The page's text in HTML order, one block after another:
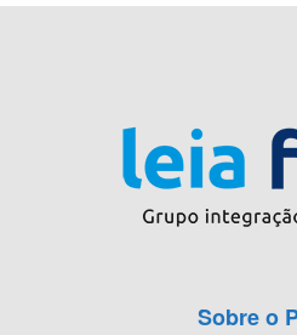
Sobre o